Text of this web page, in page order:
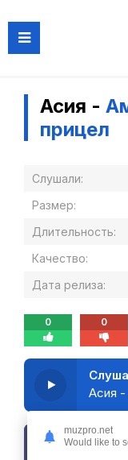
Асия -
прицел
Слушали:
Размер:
Длительность:
Качество:
Дата релиза:
0 0
Асия -
muzpro.net
Would like to